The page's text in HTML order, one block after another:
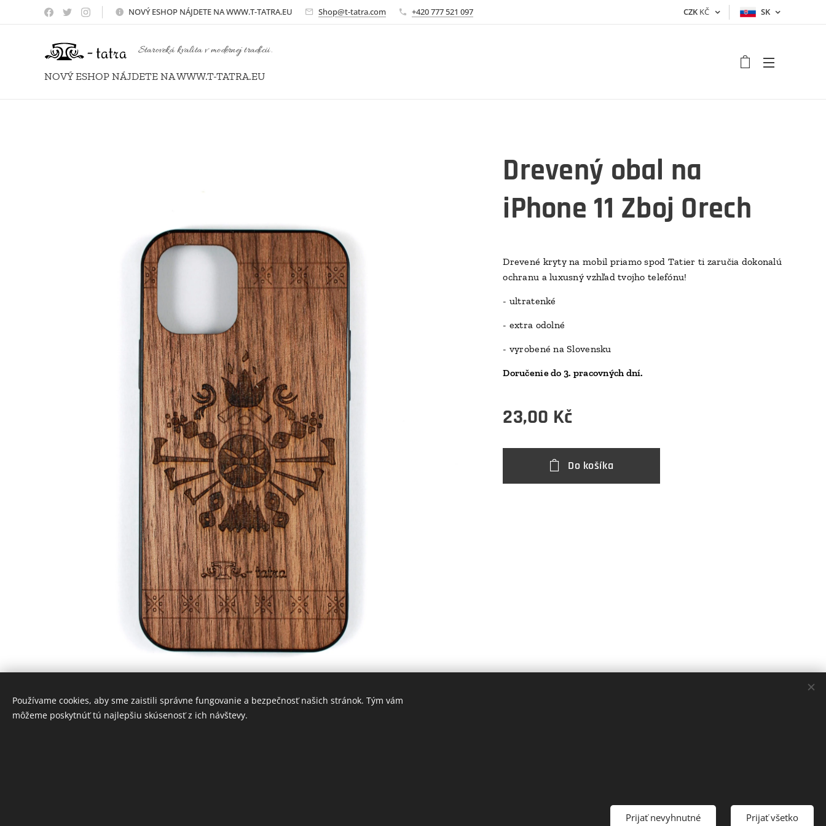
NOVÝESHOP NÁJDETE NA WWW.T-TATRA.EU Shop@t-tatra.com +420 777 521 097 CZK KČ SK
Staroveká kvalita v modernej tradícii.
NOVÝ ESHOP NÁJDETE NA WWW.T-TATRA.EU
Drevený obal na
iPhone 11 Zboj Orech
Drevené kryty na mobil priamo spod Tatier ti zaručia dokonalú
ochranu a luxusný vzhľad tvojho telefónu!
- ultratenké
- extra odolné
- vyrobené na Slovensku
Doručenie do 3. pracovných dní.
23,00 Kč
Do košíka
Používame cookies, aby sme zaistili správne fungovanie a bezpečnosť našich stránok. Tým vám
môžeme poskytnúť tú najlepšiu skúsenosť z ich návštevy.
Prijať nevyhnutné Prijať všetko